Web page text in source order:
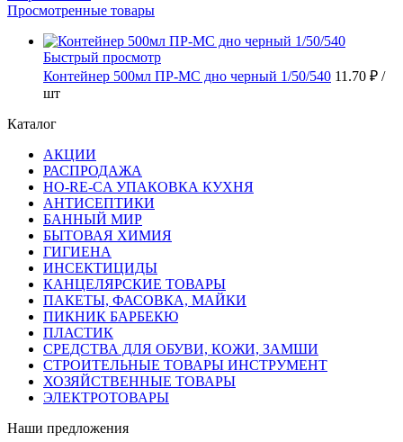
Просмотренные товары
Быстрый просмотр
Контейнер 500мл ПР-МС дно черный 1/50/540 11.70 ₽ /
шт
Каталог
АКЦИИ
РАСПРОДАЖА
HO-RE-CA УПАКОВКА КУХНЯ
АНТИСЕПТИКИ
БАННЫЙ МИР
БЫТОВАЯ ХИМИЯ
ГИГИЕНА
ИНСЕКТИЦИДЫ
КАНЦЕЛЯРСКИЕ ТОВАРЫ
ПАКЕТЫ, ФАСОВКА, МАЙКИ
ПИКНИК БАРБЕКЮ
ПЛАСТИК
СРЕДСТВА ДЛЯ ОБУВИ, КОЖИ, ЗАМШИ
СТРОИТЕЛЬНЫЕ ТОВАРЫ ИНСТРУМЕНТ
ХОЗЯЙСТВЕННЫЕ ТОВАРЫ
ЭЛЕКТРОТОВАРЫ
Наши предложения